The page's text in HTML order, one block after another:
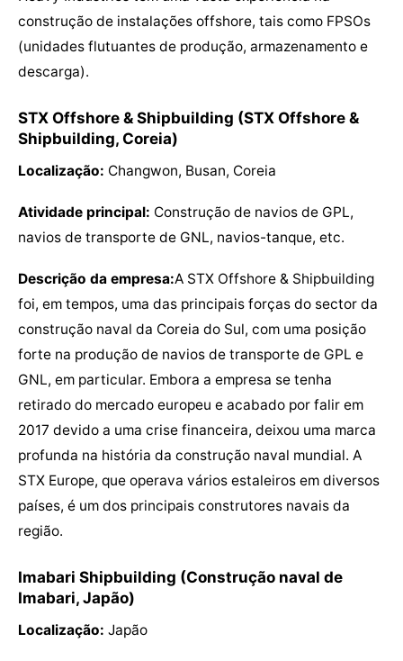
construção de instalações offshore, tais como FPSOs
(unidades flutuantes de produção, armazenamento e
descarga).
STX Offshore & Shipbuilding (STX Offshore &
Shipbuilding, Coreia)
Localização: Changwon, Busan, Coreia
Atividade principal: Construção de navios de GPL,
navios de transporte de GNL, navios-tanque, etc.
Descrição da empresa:A STX Offshore & Shipbuilding
foi, em tempos, uma das principais forças do sector da
construção naval da Coreia do Sul, com uma posição
forte na produção de navios de transporte de GPL e
GNL, em particular. Embora a empresa se tenha
retirado do mercado europeu e acabado por falir em
2017 devido a uma crise financeira, deixou uma marca
profunda na história da construção naval mundial. A
STX Europe, que operava vários estaleiros em diversos
países, é um dos principais construtores navais da
região.
Imabari Shipbuilding (Construção naval de
Imabari, Japão)
Localização: Japão